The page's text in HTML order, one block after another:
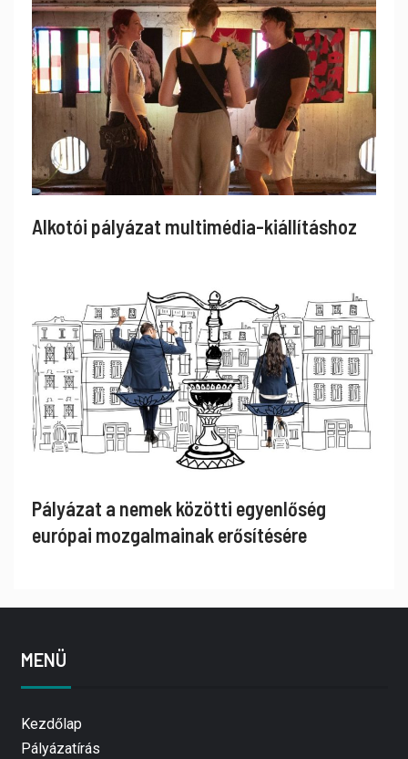
Alkotói pályázat multimédia-kiállításhoz
Pályázat a nemek közötti egyenlőség
európai mozgalmainak erősítésére
MENÜ
Kezdőlap
Pályázatírás